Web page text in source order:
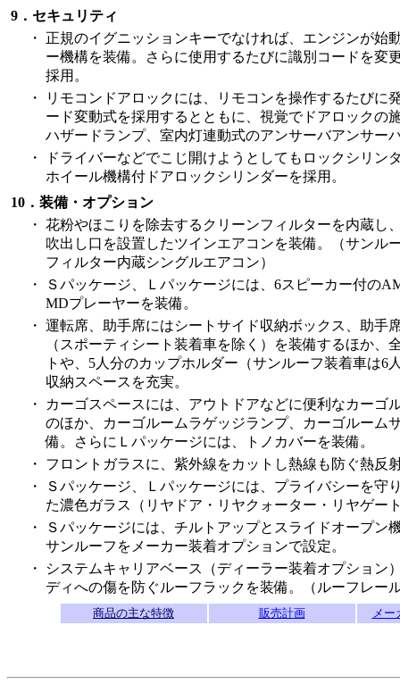
9．セキュリティ
・
正規のイグニッションキーでなければ、エンジンが始
ー機構を装備。さらに使用するたびに識別コードを変
採用。
・
リモコンドアロックには、リモコンを操作するたびに
ード変動式を採用するとともに、視覚でドアロックの
ハザードランプ、室内灯連動式のアンサーバアンサー
・
ドライバーなどでこじ開けようとしてもロックシリン
ホイール機構付ドアロックシリンダーを採用。
10．装備・オプション
・ 花粉やほこりを除去するクリーンフィルターを内蔵し
吹出し口を設置したツインエアコンを装備。（サンル
フィルター内蔵シングルエアコン）
・
Ｓパッケージ、Ｌパッケージには、6スピーカー付の
MDプレーヤーを装備。
・ 運転席、助手席にはシートサイド収納ボックス、助手
（スポーティシート装着車を除く）を装備するほか、
トや、5人分のカップホルダー（サンルーフ装着車は6
収納スペースを充実。
・
カーゴスペースには、アウトドアなどに便利なカーゴ
のほか、カーゴルームラゲッジランプ、カーゴルーム
備。さらにＬパッケージには、トノカバーを装備。
・
フロントガラスに、紫外線をカットし熱線も防ぐ熱反
・
Ｓパッケージ、Ｌパッケージには、プライバシーを守
た濃色ガラス（リヤドア・リヤクォーター・リヤゲー
・
Ｓパッケージには、チルトアップとスライドオープン
サンルーフをメーカー装着オプションで設定。
・
システムキャリアベース（ディーラー装着オプション
ディへの傷を防ぐルーフラックを装備。（ルーフレー
商品の主な特徴 販売計画 メー